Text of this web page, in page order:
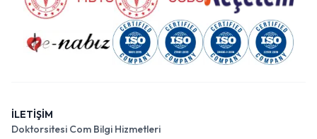
İLETİŞİM
Doktorsitesi Com Bilgi Hizmetleri